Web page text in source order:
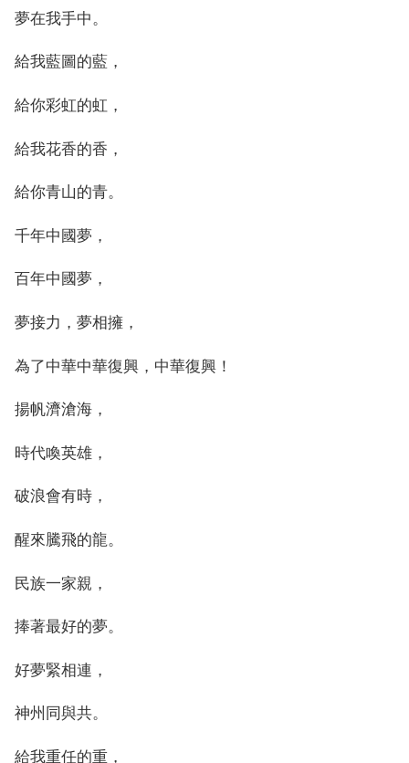
夢在我手中。
給我藍圖的藍，
給你彩虹的虹，
給我花香的香，
給你青山的青。
千年中國夢，
百年中國夢，
夢接力，夢相擁，
為了中華中華復興，中華復興！
揚帆濟滄海，
時代喚英雄，
破浪會有時，
醒來騰飛的龍。
民族一家親，
捧著最好的夢。
好夢緊相連，
神州同與共。
給我重任的重，